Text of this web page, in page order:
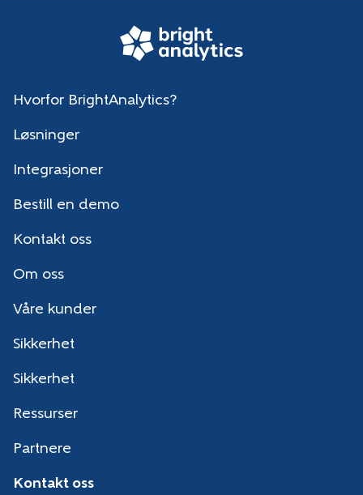
Hvorfor BrightAnalytics?
Løsninger
Integrasjoner
Bestill en demo
Kontakt oss
Om oss
Våre kunder
Sikkerhet
Sikkerhet
Ressurser
Partnere
Kontakt oss